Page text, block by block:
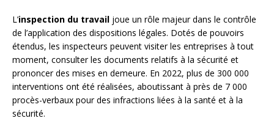
L’inspection du travail joue un rôle majeur dans le contrôle
de l’application des dispositions légales. Dotés de pouvoirs
étendus, les inspecteurs peuvent visiter les entreprises à tout
moment, consulter les documents relatifs à la sécurité et
prononcer des mises en demeure. En 2022, plus de 300 000
interventions ont été réalisées, aboutissant à près de 7 000
procès-verbaux pour des infractions liées à la santé et à la
sécurité.